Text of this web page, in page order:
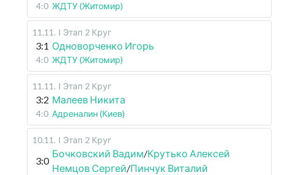
4:0 ЖДТУ (Житомир)
11.11 . I Этап 2 Круг
3:1 Одноворченко Игорь
4:0 ЖДТУ (Житомир)
11.11 . I Этап 2 Круг
3:2 Малеев Никита
4:0 Адреналин (Киев)
10.11 . I Этап 2 Круг
3:0
Бочковский Вадим/Крутько Алексей
Немцов Сергей/Пинчук Виталий